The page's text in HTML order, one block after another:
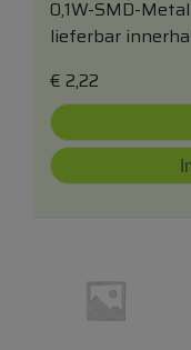
0,1W-SMD-
lieferbar
€ 2,22